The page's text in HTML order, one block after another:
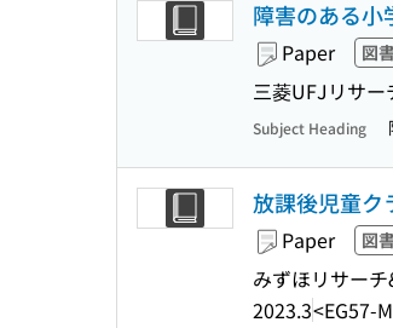
障害のある小
Paper 図
三菱UFJリサ
Subject Heading
放課後児童ク
Paper 図
みずほリサー
2023.3<EG57-